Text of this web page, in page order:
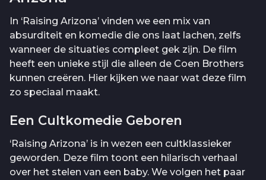
In ‘Raising Arizona’ vinden we een mix van
absurditeit en komedie die ons laat lachen, zelfs
wanneer de situaties compleet gek zijn. De film
heeft een unieke stijl die alleen de Coen Brothers
kunnen creëren. Hier kijken we naar wat deze film
zo speciaal maakt.
Een Cultkomedie Geboren
‘Raising Arizona’ is in wezen een cultklassieker
geworden. Deze film toont een hilarisch verhaal
over het stelen van een baby. We volgen het paar